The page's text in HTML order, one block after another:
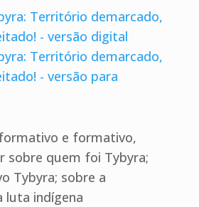
Território demarcado,
- versão digital
Território demarcado,
- versão para
e formativo,
sobre quem foi Tybyra;
Tybyra; sobre a
luta indígena